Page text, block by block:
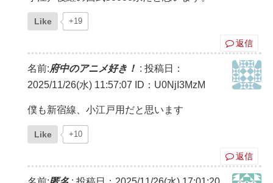
Like +19
返信
名前:府中のアニメ好き！ : 投稿日：
2025/11/26(水) 11:57:07
ID：U0NjI3MzM
僕も新宿線、小江戸用だと思います
Like +10
返信